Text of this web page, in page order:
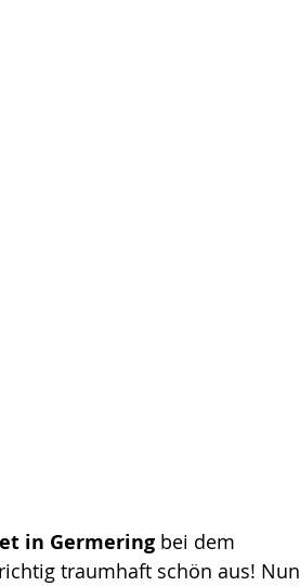
in Germering bei dem
traumhaft schön aus! Nun